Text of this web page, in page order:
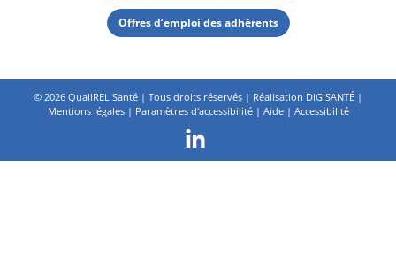
Offres d’emploi des adhérents
© 2026 QualiREL Santé | Tous droits réservés | Réalisation DIGISANTÉ |
Mentions légales| Paramètres d'accessibilité| Aide| Accessibilité